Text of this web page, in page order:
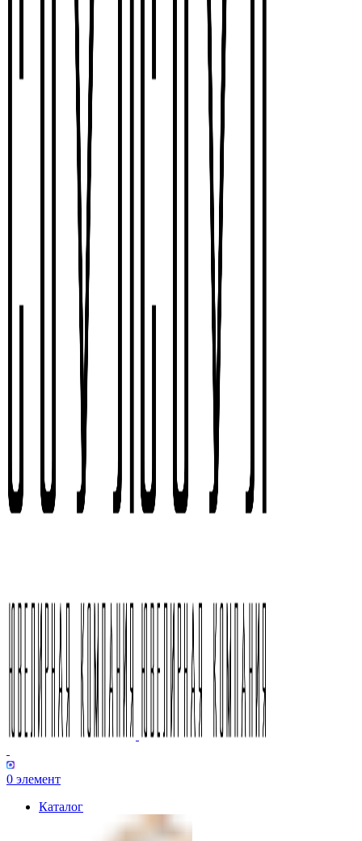
0 элемент
Каталог